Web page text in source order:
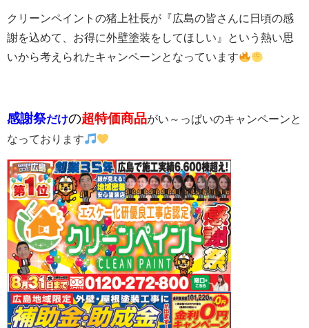
クリーンペイントの猪上社長が『広島の皆さんに日頃の感
謝を込めて、お得に外壁塗装をしてほしい』という熱い思
いから考えられたキャンペーンとなっています
感謝祭だけの超特価商品がい～っぱいのキャンペーンと
なっております